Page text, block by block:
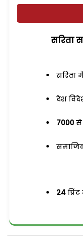
सरिता
सरिता
देश
7000 से
24